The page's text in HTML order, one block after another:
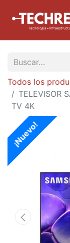
Todos los
TELEVISOR
TV 4K
¡Nuevo!